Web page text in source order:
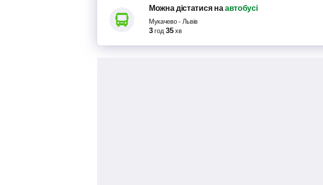
Можна дістатисяна автобусі
Мукачево- Львів
3 год 35 хв